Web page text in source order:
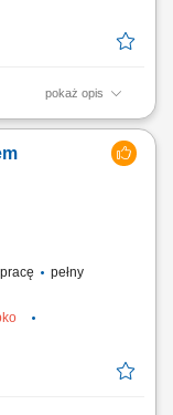
pokaż opis
nowych
kontakt z
rynku i
pełny